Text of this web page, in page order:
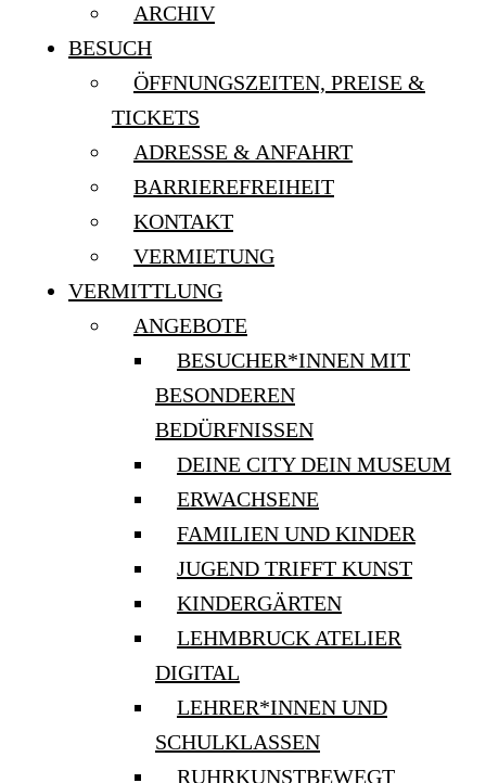
ARCHIV
BESUCH
ÖFFNUNGSZEITEN, PREISE &
TICKETS
ADRESSE & ANFAHRT
BARRIEREFREIHEIT
KONTAKT
VERMIETUNG
VERMITTLUNG
ANGEBOTE
BESUCHER*INNEN MIT
BESONDEREN
BEDÜRFNISSEN
DEINE CITY DEIN MUSEUM
ERWACHSENE
FAMILIEN UND KINDER
JUGEND TRIFFT KUNST
KINDERGÄRTEN
LEHMBRUCK ATELIER
DIGITAL
LEHRER*INNEN UND
SCHULKLASSEN
RUHRKUNSTBEWEGT